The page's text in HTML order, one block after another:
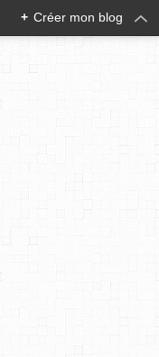
+ Créer mon blog